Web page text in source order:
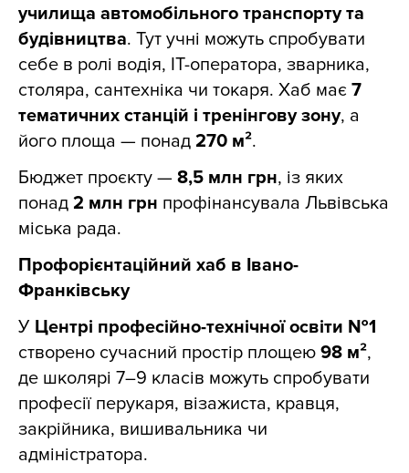
училища автомобільного транспорту та
будівництва. Тут учні можуть спробувати
себе в ролі водія, ІТ-оператора, зварника,
столяра, сантехніка чи токаря. Хаб має 7
тематичних станцій і тренінгову зону, а
його площа — понад 270 м².
Бюджет проєкту — 8,5 млн грн, із яких
понад 2 млн грн профінансувала Львівська
міська рада.
Профорієнтаційний хаб в Івано-
Франківську
У Центрі професійно-технічної освіти №1
створено сучасний простір площею 98 м²,
де школярі 7–9 класів можуть спробувати
професії перукаря, візажиста, кравця,
закрійника, вишивальника чи
адміністратора.